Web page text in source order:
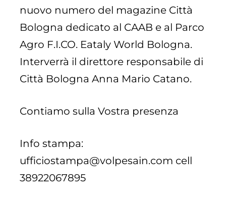
nuovo numero del magazine Città
Bologna dedicato al CAAB e al Parco
Agro F.I.CO. Eataly World Bologna.
Interverrà il direttore responsabile di
Città Bologna Anna Mario Catano.
Contiamo sulla Vostra presenza
Info stampa:
ufficiostampa@volpesain.com cell
38922067895